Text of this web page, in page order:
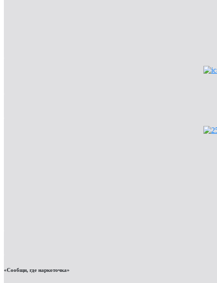
«Сообщи, где наркоточка»